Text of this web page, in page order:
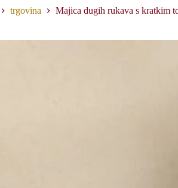
trgovina Majica dugih rukava s kratkim